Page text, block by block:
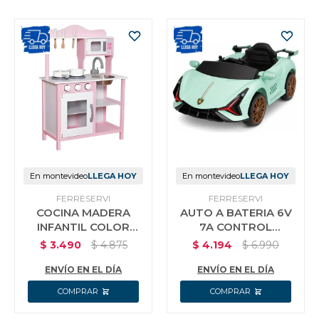
En montevideoLLEGA HOY
WADFOW
SET X50 PUNTAS DE
IMPACTO WADFOW
WSV2005
USD 35,00
ENVÍO EN EL DÍA
En montevideoLLEGA HOY
WADFOW
ATORNILLADOR PARA
YESO DRYWALL A
BATERIA 20V CON
CARGADOR + ACCE
USD 140,00
ENVÍO EN EL DÍA